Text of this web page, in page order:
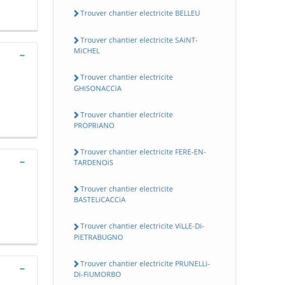
Trouver chantier electricite BELLEU
Trouver chantier electricite SAiNT-
MiCHEL
Trouver chantier electricite
GHiSONACCiA
Trouver chantier electricite
PROPRiANO
Trouver chantier electricite FERE-EN-
TARDENOiS
Trouver chantier electricite
BASTELiCACCiA
Trouver chantier electricite ViLLE-Di-
PiETRABUGNO
Trouver chantier electricite PRUNELLi-
Di-FiUMORBO